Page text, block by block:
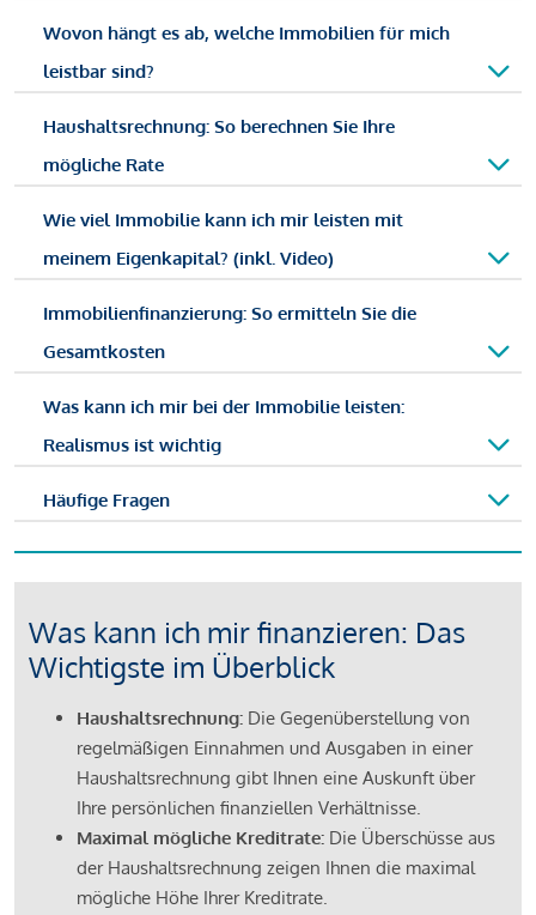
Wovon hängt es ab, welche Immobilien für mich
leistbar sind?
Haushaltsrechnung: So berechnen Sie Ihre
mögliche Rate
Wie viel Immobilie kann ich mir leisten mit
meinem Eigenkapital? (inkl. Video)
Immobilienfinanzierung: So ermitteln Sie die
Gesamtkosten
Was kann ich mir bei der Immobilie leisten:
Realismus ist wichtig
Häufige Fragen
Was kann ich mir finanzieren: Das
Wichtigste im Überblick
Haushaltsrechnung: Die Gegenüberstellung von
regelmäßigen Einnahmen und Ausgaben in einer
Haushaltsrechnung gibt Ihnen eine Auskunft über
Ihre persönlichen finanziellen Verhältnisse.
Maximal mögliche Kreditrate: Die Überschüsse aus
der Haushaltsrechnung zeigen Ihnen die maximal
mögliche Höhe Ihrer Kreditrate.